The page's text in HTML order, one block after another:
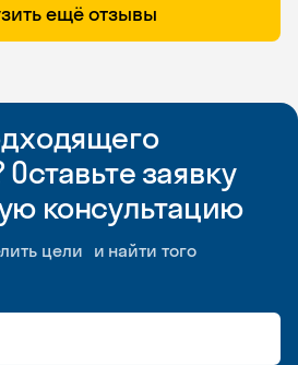
ещё отзывы
заявку
консультацию
цели и найти того